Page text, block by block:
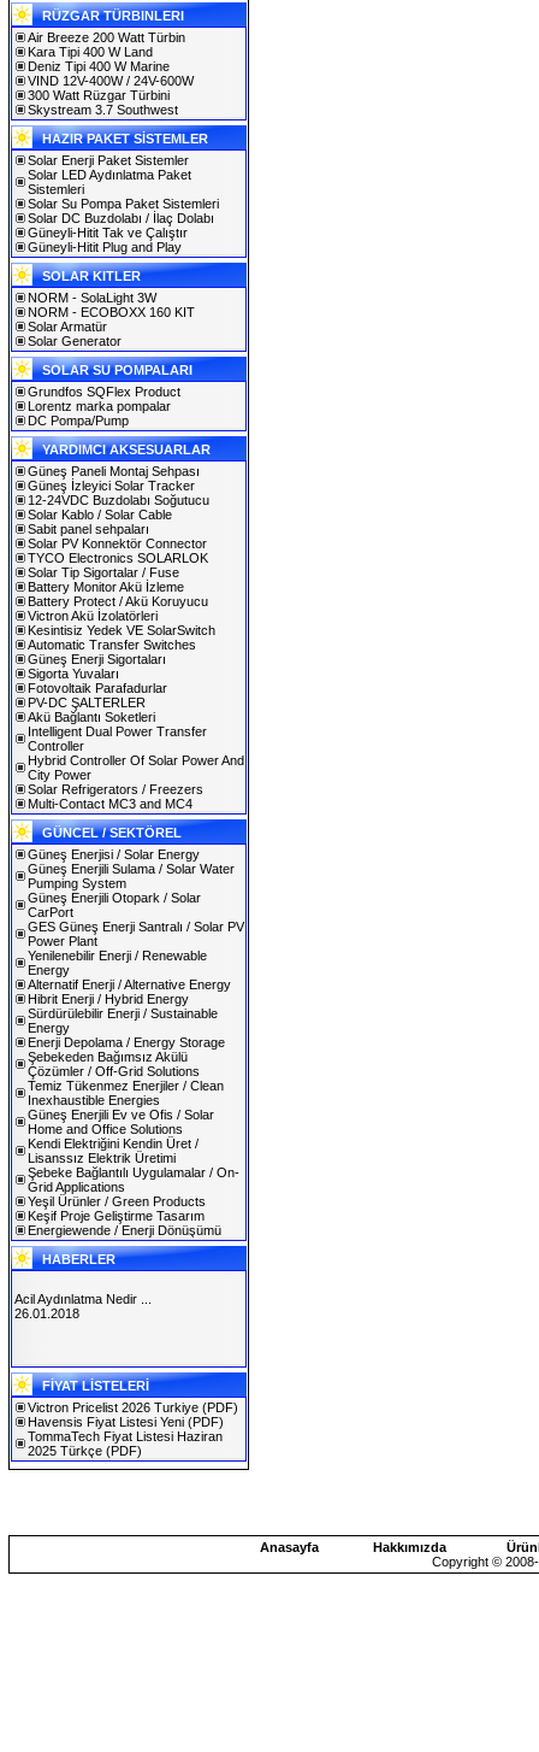
RÜZGAR TÜRBINLERI
Air Breeze 200 Watt Türbin
Kara Tipi 400 W Land
Deniz Tipi 400 W Marine
VIND 12V-400W / 24V-600W
300 Watt Rüzgar Türbini
Skystream 3.7 Southwest
HAZIR PAKET SİSTEMLER
Solar Enerji Paket Sistemler
Solar LED Aydınlatma Paket
Sistemleri
Solar Su Pompa Paket Sistemleri
Solar DC Buzdolabı / İlaç Dolabı
Güneyli-Hitit Tak ve Çalıştır
Güneyli-Hitit Plug and Play
SOLAR KITLER
NORM - SolaLight 3W
NORM - ECOBOXX 160 KIT
Solar Armatür
Solar Generator
SOLAR SU POMPALARI
Grundfos SQFlex Product
Lorentz marka pompalar
DC Pompa/Pump
YARDIMCI AKSESUARLAR
Güneş Paneli Montaj Sehpası
Güneş İzleyici Solar Tracker
12-24VDC Buzdolabı Soğutucu
Solar Kablo / Solar Cable
Sabit panel sehpaları
Solar PV Konnektör Connector
TYCO Electronics SOLARLOK
Solar Tip Sigortalar / Fuse
Battery Monitor Akü İzleme
Battery Protect / Akü Koruyucu
Victron Akü İzolatörleri
Kesintisiz Yedek VE SolarSwitch
Automatic Transfer Switches
Güneş Enerji Sigortaları
Sigorta Yuvaları
Fotovoltaik Parafadurlar
PV-DC ŞALTERLER
Akü Bağlantı Soketleri
Intelligent Dual Power Transfer
Controller
Hybrid Controller Of Solar Power And
City Power
Solar Refrigerators / Freezers
Multi-Contact MC3 and MC4
GÜNCEL / SEKTÖREL
Güneş Enerjisi / Solar Energy
Güneş Enerjili Sulama / Solar Water
Pumping System
Güneş Enerjili Otopark / Solar
CarPort
GES Güneş Enerji Santralı / Solar PV
Power Plant
Yenilenebilir Enerji / Renewable
Energy
Alternatif Enerji / Alternative Energy
Hibrit Enerji / Hybrid Energy
Sürdürülebilir Enerji / Sustainable
Energy
Enerji Depolama / Energy Storage
Şebekeden Bağımsız Akülü
Çözümler / Off-Grid Solutions
Temiz Tükenmez Enerjiler / Clean
Inexhaustible Energies
Güneş Enerjili Ev ve Ofis / Solar
Home and Office Solutions
Kendi Elektriğini Kendin Üret /
Lisanssız Elektrik Üretimi
Şebeke Bağlantılı Uygulamalar / On-
Grid Applications
Yeşil Ürünler / Green Products
Keşif Proje Geliştirme Tasarım
Energiewende / Enerji Dönüşümü
HABERLER
SOLAREX ISTANBUL 2019
30.01.2019
Acil Aydınlatma Nedir ...
26.01.2018
FİYAT LİSTELERİ
Victron Pricelist 2026 Turkiye (PDF)
Havensis Fiyat Listesi Yeni (PDF)
TommaTech Fiyat Listesi Haziran
2025 Türkçe (PDF)
Anasayfa Hakkımızda
Copyright ©